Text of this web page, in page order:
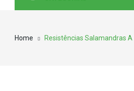
Home Resistências Salamandras